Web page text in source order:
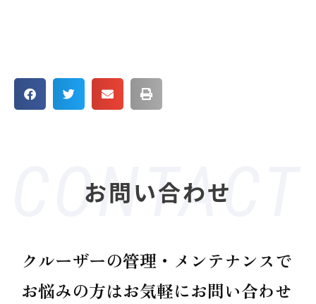
お問い合わせ
クルーザーの管理・メンテナンスで
お悩みの方はお気軽にお問い合わせ